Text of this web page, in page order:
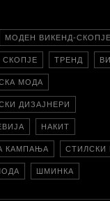
МОДЕН ВИКЕНД-СКОПЈЕ
СКОПЈЕ ТРЕНД
МОДА
ДИЗАЈНЕРИ
НАКИТ
КАМПАЊА СТИЛСКИ
ШМИНКА